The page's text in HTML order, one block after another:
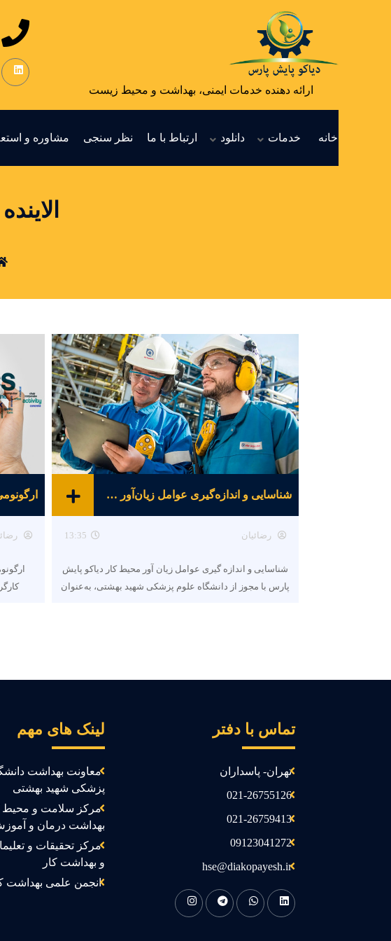
ارائه دهنده خدمات ایمنی، بهداشت و محیط زیست
خانه خدمات دانلود ارتباط با ما نظر سنجی مشاوره و
شناسایی و اندازه‌گیری عوامل زیان‌آور محیط کار
رضائیان 13:35
شناسایی و اندازه گیری عوامل زیان آور محیط کار دیاکو پایش
پارس با مجوز از دانشگاه علوم پزشکی شهید بهشتی، به‌عنوان
تماس با دفتر
تهران- پاسداران
021-26755126
021-26759413
09123041272
hse@diakopayesh.ir
لینک های مهم
معاونت بهداشت
پزشکی شهید بهشتی
مرکز سلامت و محیط
بهداشت درمان و
مرکز تحقیقات و
و بهداشت کار
انجمن علمی بهداشت